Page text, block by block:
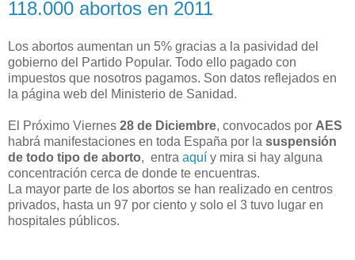
118.000 abortos en 2011
Los abortos aumentan un 5% gracias a la pasividad del
gobierno del Partido Popular. Todo ello pagado con
impuestos que nosotros pagamos. Son datos reflejados en
la página web del Ministerio de Sanidad.
El Próximo Viernes 28 de Diciembre, convocados por AES
habrá manifestaciones en toda España por la suspensión
de todo tipo de aborto, entra aquí y mira si hay alguna
concentración cerca de donde te encuentras.
La mayor parte de los abortos se han realizado en centros
privados, hasta un 97 por ciento y solo el 3 tuvo lugar en
hospitales públicos.